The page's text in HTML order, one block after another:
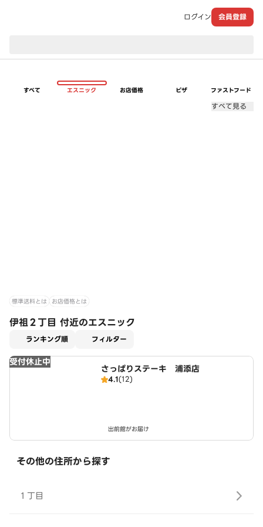
ログイン 会員登録
すべて エスニック お店価格 ピザ ファストフード
すべて見る
標準送料とは お店価格とは
伊祖２丁目 付近のエスニック
ランキング順 フィルター
受付休止中
さっぱりステーキ 浦添店
4.1(12)
出前館がお届け
その他の住所から探す
１丁目